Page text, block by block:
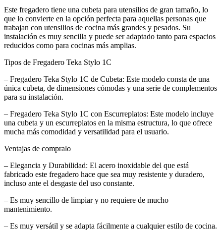
Este fregadero tiene una cubeta para utensilios de gran tamaño, lo
que lo convierte en la opción perfecta para aquellas personas que
trabajan con utensilios de cocina más grandes y pesados. Su
instalación es muy sencilla y puede ser adaptado tanto para espacios
reducidos como para cocinas más amplias.
Tipos de Fregadero Teka Stylo 1C
– Fregadero Teka Stylo 1C de Cubeta: Este modelo consta de una
única cubeta, de dimensiones cómodas y una serie de complementos
para su instalación.
– Fregadero Teka Stylo 1C con Escurreplatos: Este modelo incluye
una cubeta y un escurreplatos en la misma estructura, lo que ofrece
mucha más comodidad y versatilidad para el usuario.
Ventajas de compralo
– Elegancia y Durabilidad: El acero inoxidable del que está
fabricado este fregadero hace que sea muy resistente y duradero,
incluso ante el desgaste del uso constante.
– Es muy sencillo de limpiar y no requiere de mucho
mantenimiento.
– Es muy versátil y se adapta fácilmente a cualquier estilo de cocina.